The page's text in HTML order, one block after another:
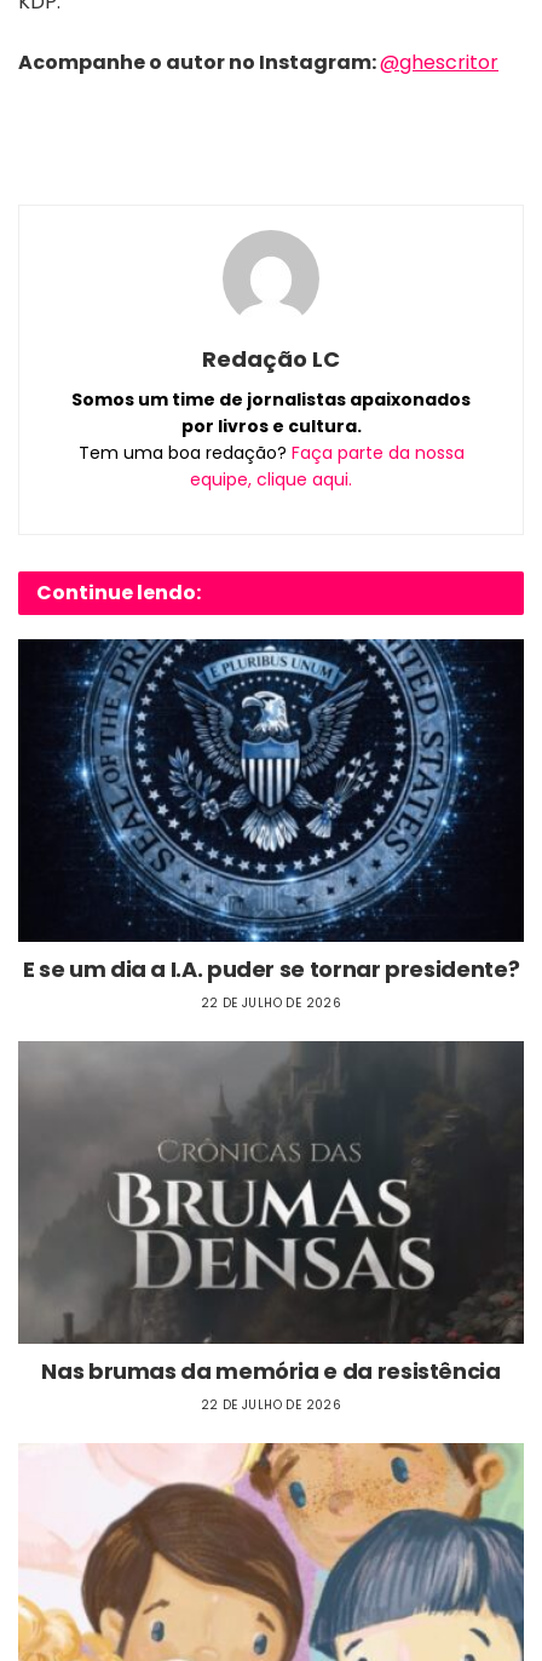
Acompanhe o autor no Instagram:@ghescritor
Redação LC
Somos um time de jornalistas apaixonados
por livros e cultura.
Tem uma boa redação? Faça parte da nossa
equipe, clique aqui.
Continue lendo:
E se um dia a I.A. puder se tornar presidente?
22 DE JULHO DE 2026
Nas brumas da memória e da resistência
22 DE JULHO DE 2026